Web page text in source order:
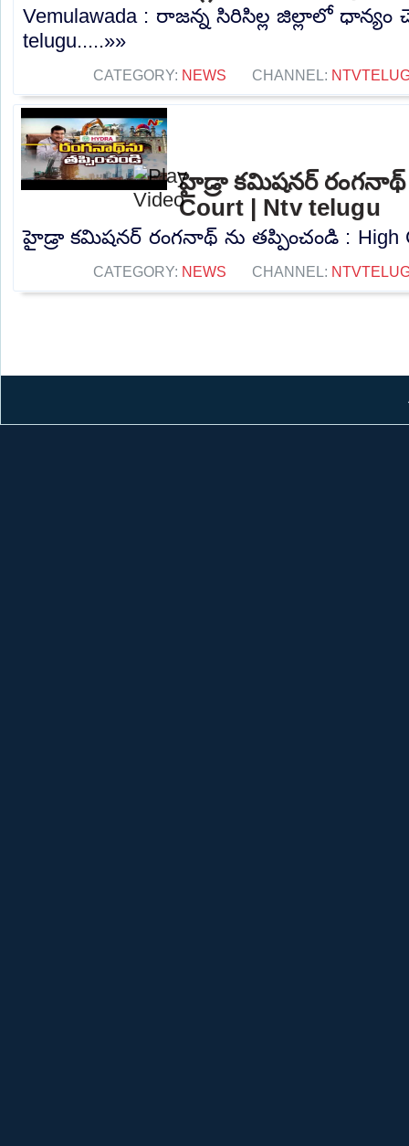
Vemulawada : రాజన్న సిరిసిల్ల జిల్లాలో ధాన్యం
telugu.....»»
CATEGORY: NEWS CHANNEL:
హైడ్రా కమిషనర్ రంగనాథ్
Court | Ntv telugu
హైడ్రా కమిషనర్ రంగనాథ్ ను తప్పించండి : High
CATEGORY: NEWS CHANNEL: